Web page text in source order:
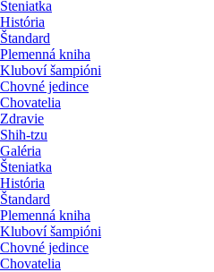
Šteniatka
História
Štandard
Plemenná kniha
Kluboví šampióni
Chovné jedince
Chovatelia
Zdravie
Shih-tzu
Galéria
Šteniatka
História
Štandard
Plemenná kniha
Kluboví šampióni
Chovné jedince
Chovatelia